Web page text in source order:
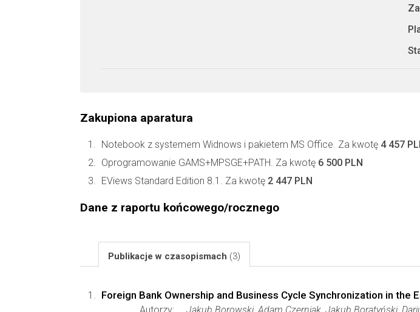
Zakupiona aparatura
Notebook z systemem Widnows i pakietem MS Office. Za kwotę 4 457
Oprogramowanie GAMS+MPSGE+PATH. Za kwotę 6 500 PLN
EViews Standard Edition 8.1. Za kwotę 2 447 PLN
Dane z raportu końcowego/rocznego
Publikacje w czasopismach (3)
Foreign Bank Ownership and Business Cycle Synchronization in the